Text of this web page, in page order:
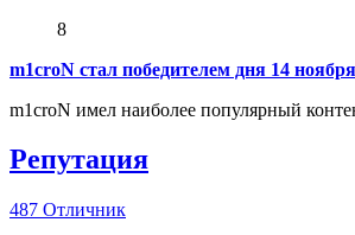
8
m1croN стал победителем дня 14
m1croN имел наиболее популярный
Репутация
487 Отличник